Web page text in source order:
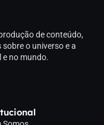
de conteúdo,
o universo e a
no mundo.